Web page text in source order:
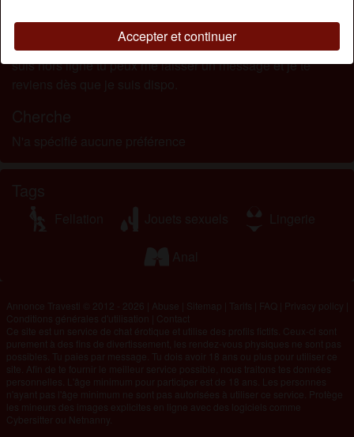
Accepter et continuer
négociable sur la question d’ailleurs, pas la peine
d’insister. Venir me parler. Je suis connectée souvent, si je
suis hors ligne tu peux me laisser un message et je te